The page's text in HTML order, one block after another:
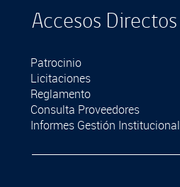
Accesos Directos
Patrocinio
Licitaciones
Reglamento
Consulta Proveedores
Informes Gestión Institucional